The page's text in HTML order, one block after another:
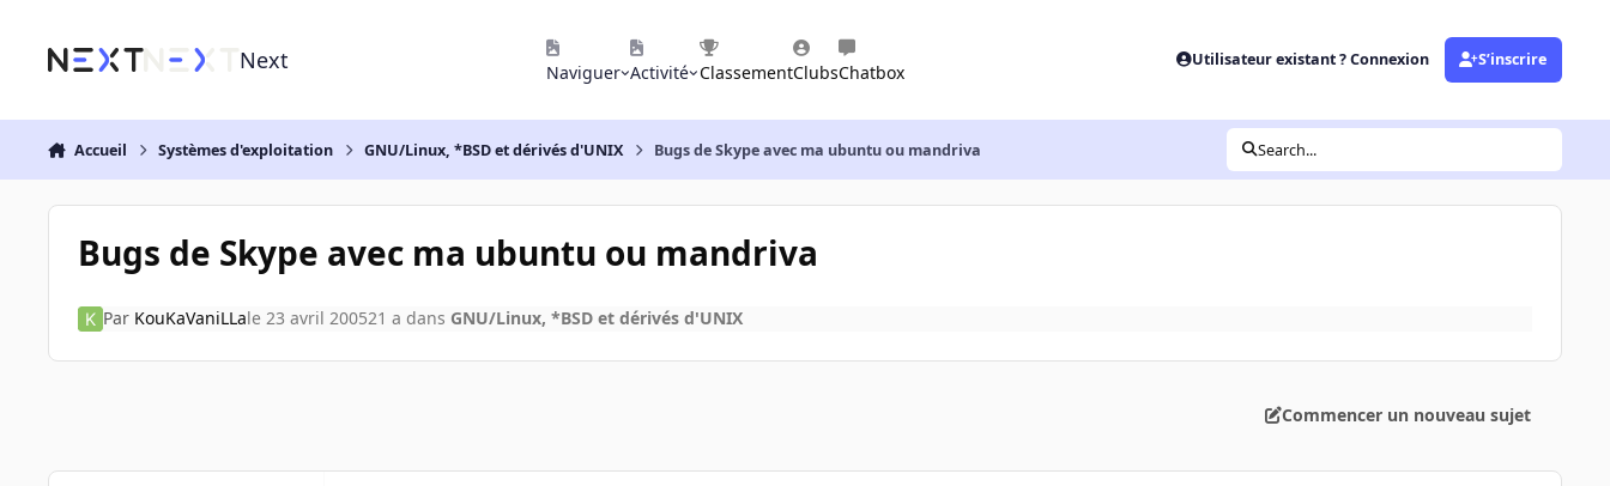
Next Naviguer Activité ClassementClubsChatbox
Utilisateur existant ? Connexion S’inscrire
Accueil Systèmes d'exploitation GNU/Linux, *BSD et dérivés d'UNIX Bugs de Skype avec ma ubuntu ou mandriva Search...
Bugs de Skype avec ma ubuntu ou mandriva
Par KouKaVaniLLale 23 avril 200521 a dans GNU/Linux, *BSD et dérivés d'UNIX
Commencer un nouveau sujet